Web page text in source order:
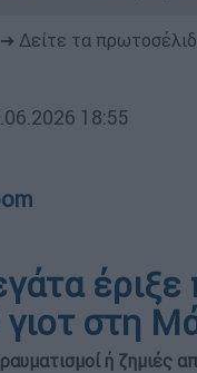
➔ Δείτε τα
18:55
έριξε
στη
ή ζημιές